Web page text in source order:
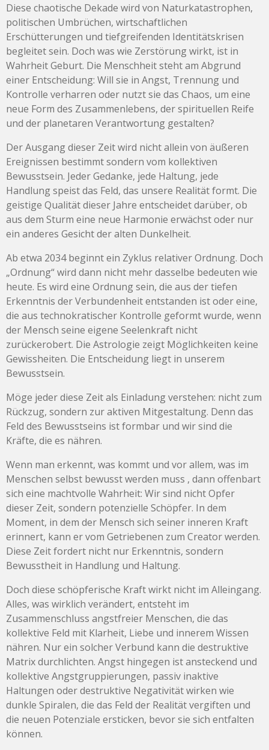
Diese chaotische Dekade wird von Naturkatastrophen,
politischen Umbrüchen, wirtschaftlichen
Erschütterungen und tiefgreifenden Identitätskrisen
begleitet sein. Doch was wie Zerstörung wirkt, ist in
Wahrheit Geburt. Die Menschheit steht am Abgrund
einer Entscheidung: Will sie in Angst, Trennung und
Kontrolle verharren oder nutzt sie das Chaos, um eine
neue Form des Zusammenlebens, der spirituellen Reife
und der planetaren Verantwortung gestalten?
Der Ausgang dieser Zeit wird nicht allein von äußeren
Ereignissen bestimmt sondern vom kollektiven
Bewusstsein. Jeder Gedanke, jede Haltung, jede
Handlung speist das Feld, das unsere Realität formt. Die
geistige Qualität dieser Jahre entscheidet darüber, ob
aus dem Sturm eine neue Harmonie erwächst oder nur
ein anderes Gesicht der alten Dunkelheit.
Ab etwa 2034 beginnt ein Zyklus relativer Ordnung. Doch
„Ordnung“ wird dann nicht mehr dasselbe bedeuten wie
heute. Es wird eine Ordnung sein, die aus der tiefen
Erkenntnis der Verbundenheit entstanden ist oder eine,
die aus technokratischer Kontrolle geformt wurde, wenn
der Mensch seine eigene Seelenkraft nicht
zurückerobert. Die Astrologie zeigt Möglichkeiten keine
Gewissheiten. Die Entscheidung liegt in unserem
Bewusstsein.
Möge jeder diese Zeit als Einladung verstehen: nicht zum
Rückzug, sondern zur aktiven Mitgestaltung. Denn das
Feld des Bewusstseins ist formbar und wir sind die
Kräfte, die es nähren.
Wenn man erkennt, was kommt und vor allem, was im
Menschen selbst bewusst werden muss , dann offenbart
sich eine machtvolle Wahrheit: Wir sind nicht Opfer
dieser Zeit, sondern potenzielle Schöpfer. In dem
Moment, in dem der Mensch sich seiner inneren Kraft
erinnert, kann er vom Getriebenen zum Creator werden.
Diese Zeit fordert nicht nur Erkenntnis, sondern
Bewusstheit in Handlung und Haltung.
Doch diese schöpferische Kraft wirkt nicht im Alleingang.
Alles, was wirklich verändert, entsteht im
Zusammenschluss angstfreier Menschen, die das
kollektive Feld mit Klarheit, Liebe und innerem Wissen
nähren. Nur ein solcher Verbund kann die destruktive
Matrix durchlichten. Angst hingegen ist ansteckend und
kollektive Angstgruppierungen, passiv inaktive
Haltungen oder destruktive Negativität wirken wie
dunkle Spiralen, die das Feld der Realität vergiften und
die neuen Potenziale ersticken, bevor sie sich entfalten
können.